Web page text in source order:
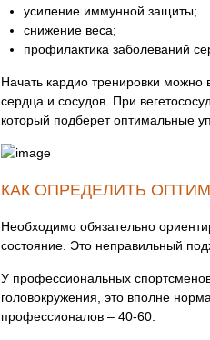
усиление иммунной защиты;
снижение веса;
профилактика заболеваний
Начать кардио тренировки можно
сердца и сосудов. При
который подберет оптимальные
КАК ОПРЕДЕЛИТЬ
Необходимо обязательно
состояние. Это неправильный
У профессиональных
головокружения, это вполне
профессионалов – 40-60.